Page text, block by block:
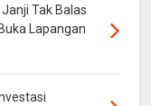
Tak Balas
Lapangan